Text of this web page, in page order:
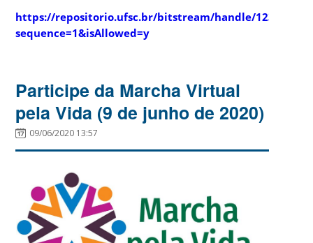
https://repositorio.ufsc.br/bitstream/handle/123456789/
sequence=1&isAllowed=y
Participe da Marcha Virtual
pela Vida (9 de junho de 2020)
09/06/2020 13:57